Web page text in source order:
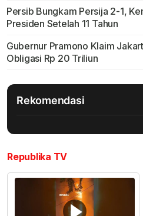
Persib Bungkam Persija 2-1,
Presiden Setelah 11 Tahun
Gubernur Pramono Klaim
Obligasi Rp 20 Triliun
Rekomendasi
Republika TV